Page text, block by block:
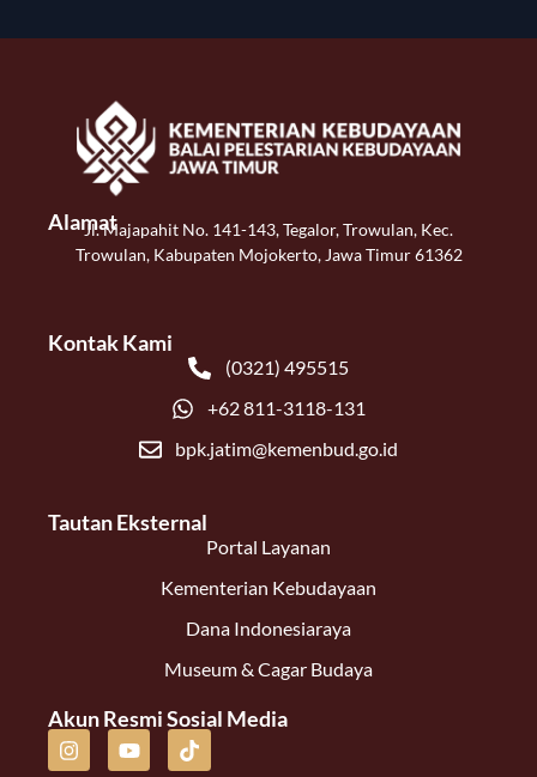
AlamatJl. Majapahit No. 141-143, Tegalor, Trowulan, Kec.
Trowulan, Kabupaten Mojokerto, Jawa Timur 61362
Kontak Kami
(0321) 495515
+62 811-3118-131
bpk.jatim@kemenbud.go.id
Tautan Eksternal
Portal Layanan
Kementerian Kebudayaan
Dana Indonesiaraya
Museum & Cagar Budaya
Akun Resmi Sosial Media